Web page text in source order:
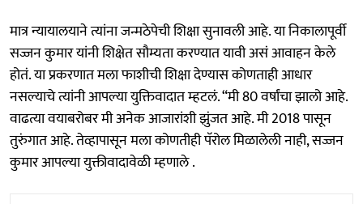
मात्र न्यायालयाने त्यांना जन्मठेपेची शिक्षा सुनावली आहे. या निकालापूर्वी
सज्जन कुमार यांनी शिक्षेत सौम्यता करण्यात यावी असं आवाहन केले
होतं. या प्रकरणात मला फाशीची शिक्षा देण्यास कोणताही आधार
नसल्याचे त्यांनी आपल्या युक्तिवादात म्हटलं. “मी 80 वर्षांचा झालो आहे.
वाढत्या वयाबरोबर मी अनेक आजारांशी झुंजत आहे. मी 2018 पासून
तुरुंगात आहे. तेव्हापासून मला कोणतीही पॅरोल मिळालेली नाही, सज्जन
कुमार आपल्या युक्तीवादावेळी म्हणाले .